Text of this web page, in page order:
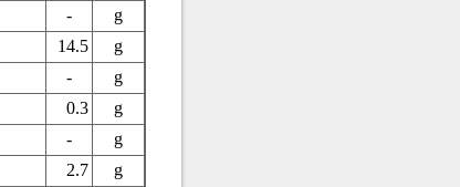
-
g
14.5
g
-
g
0.3
g
-
g
2.7
g